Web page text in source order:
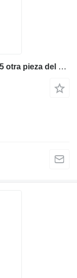
Shayba regulirovochnaya DS7701475 otra pieza del motor para Doosan SD300N cargadora de ruedas